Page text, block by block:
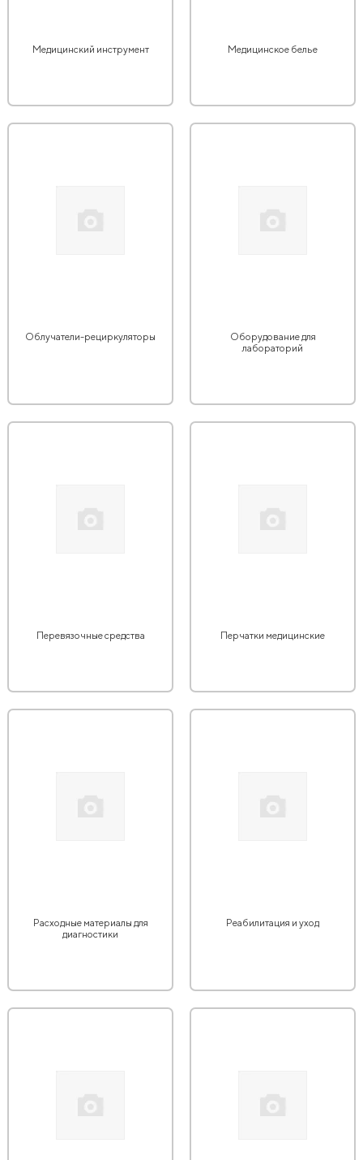
Медицинский инструмент Медицинское белье
Облучатели-рециркуляторы
Оборудование для
лабораторий
Перевязочные средства Перчатки медицинские
Расходные материалы для
диагностики
Реабилитация и уход